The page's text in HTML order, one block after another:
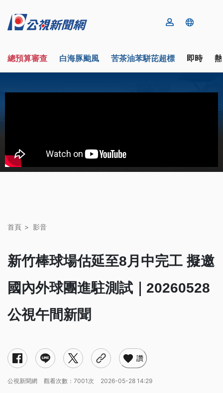
總預算審查 白海豚颱風 苦茶油苯駢芘超標 即時
首頁 影音
新竹棒球場估延至8月中完工 擬邀
國內外球團進駐測試｜20260528
公視午間新聞
讚
公視新聞網 觀看次數：7001次 2026-05-28 14:29